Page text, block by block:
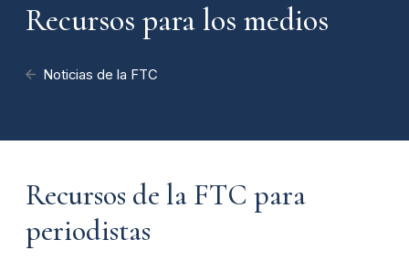
Recursos para los medios
Noticias de la FTC
Recursos de la FTC para
periodistas